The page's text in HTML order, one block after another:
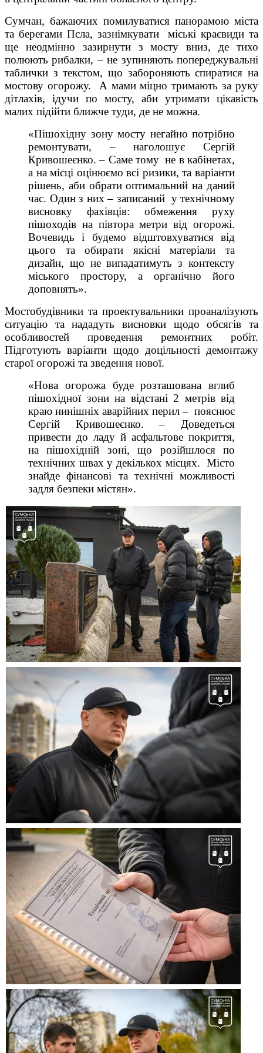
Сумчан, бажаючих помилуватися панорамою міста
та берегами Псла, зазнімкувати міські краєвиди та
ще неодмінно зазирнути з мосту вниз, де тихо
полюють рибалки, – не зупиняють попереджувальні
таблички з текстом, що забороняють спиратися на
мостову огорожу. А мами міцно тримають за руку
дітлахів, ідучи по мосту, аби утримати цікавість
малих підійти ближче туди, де не можна.
«Пішохідну зону мосту негайно потрібно
ремонтувати, – наголошує Сергій
Кривошеєнко. – Саме тому не в кабінетах,
а на місці оцінюємо всі ризики, та варіанти
рішень, аби обрати оптимальний на даний
час. Один з них – записаний у технічному
висновку фахівців: обмеження руху
пішоходів на півтора метри від огорожі.
Вочевидь і будемо відштовхуватися від
цього та обирати якісні матеріали та
дизайн, що не випадатимуть з контексту
міського простору, а органічно його
доповнять».
Мостобудівники та проектувальники проаналізують
ситуацію та нададуть висновки щодо обсягів та
особливостей проведення ремонтних робіт.
Підготують варіанти щодо доцільності демонтажу
старої огорожі та зведення нової.
«Нова огорожа буде розташована вглиб
пішохідної зони на відстані 2 метрів від
краю нинішніх аварійних перил – пояснює
Сергій Кривошеєнко. – Доведеться
привести до ладу й асфальтове покриття,
на пішохідній зоні, що розійшлося по
технічних швах у декількох місцях. Місто
знайде фінансові та технічні можливості
задля безпеки містян».